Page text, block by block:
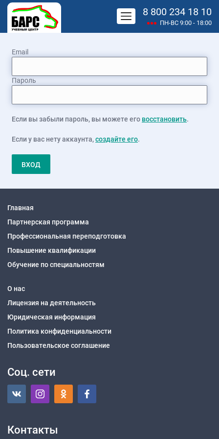
8 800 234 18 10
ПН-ВС 9:00 - 18:00
Email
Пароль
Если вы забыли пароль, вы можете его восстановить.
Если у вас нету аккаунта,создайте его.
ВХОД
Главная
Партнерская программа
Профессиональная переподготовка
Повышение квалификации
Обучение по специальностям
О нас
Лицензия на деятельность
Юридическая информация
Политика конфиденциальности
Пользовательское соглашение
Соц. сети
Контакты